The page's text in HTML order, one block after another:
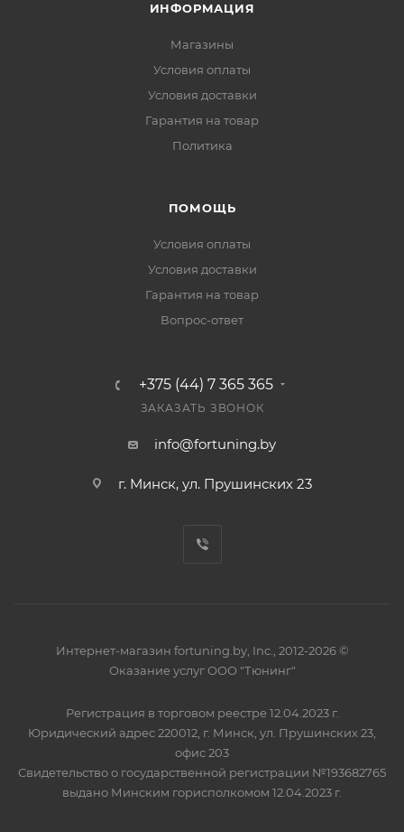
ИНФОРМАЦИЯ
Магазины
Условия оплаты
Условия доставки
Гарантия на товар
Политика
ПОМОЩЬ
Условия оплаты
Условия доставки
Гарантия на товар
Вопрос-ответ
+375 (44) 7 365 365
ЗАКАЗАТЬ ЗВОНОК
info@fortuning.by
г. Минск, ул. Прушинских 23
Интернет-магазин fortuning.by, Inc., 2012-2026 ©
Оказание услуг ООО "Тюнинг"
Регистрация в торговом реестре 12.04.2023 г.
Юридический адрес 220012, г. Минск, ул. Прушинских 23,
офис 203
Свидетельство о государственной регистрации №193682765
выдано Минским горисполкомом 12.04.2023 г.